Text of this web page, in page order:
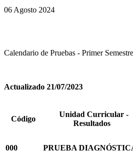
06 Agosto 2024
Calendario de Pruebas - Primer
Actualizado 21/07/2023
Código
Unidad Curricular -
Resultados
000 PRUEBA